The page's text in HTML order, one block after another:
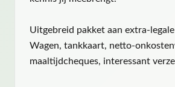
Uitgebreid pakket aan extra-
Wagen, tankkaart, netto-
maaltijdcheques, interessant